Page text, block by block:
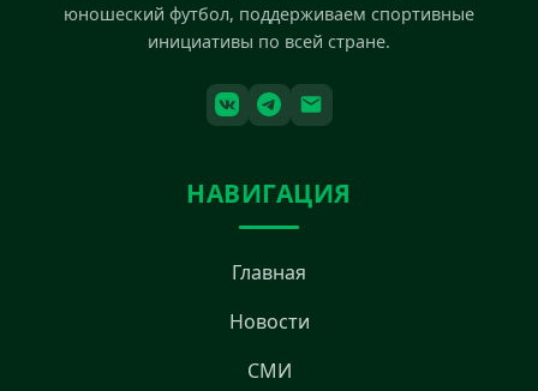
юношеский футбол, поддерживаем спортивные
инициативы по всей стране.
НАВИГАЦИЯ
Главная
Новости
СМИ